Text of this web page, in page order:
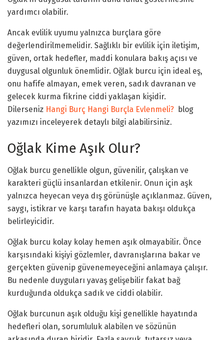
yardımcı olabilir.
Ancak evlilik uyumu yalnızca burçlara göre
değerlendirilmemelidir. Sağlıklı bir evlilik için iletişim,
güven, ortak hedefler, maddi konulara bakış açısı ve
duygusal olgunluk önemlidir. Oğlak burcu için ideal eş,
onu hafife almayan, emek veren, sadık davranan ve
gelecek kurma fikrine ciddi yaklaşan kişidir.
Dilerseniz Hangi Burç Hangi Burçla Evlenmeli? blog
yazımızı inceleyerek detaylı bilgi alabilirsiniz.
Oğlak Kime Aşık Olur?
Oğlak burcu genellikle olgun, güvenilir, çalışkan ve
karakteri güçlü insanlardan etkilenir. Onun için aşk
yalnızca heyecan veya dış görünüşle açıklanmaz. Güven,
saygı, istikrar ve karşı tarafın hayata bakışı oldukça
belirleyicidir.
Oğlak burcu kolay kolay hemen aşık olmayabilir. Önce
karşısındaki kişiyi gözlemler, davranışlarına bakar ve
gerçekten güvenip güvenemeyeceğini anlamaya çalışır.
Bu nedenle duyguları yavaş gelişebilir fakat bağ
kurduğunda oldukça sadık ve ciddi olabilir.
Oğlak burcunun aşık olduğu kişi genellikle hayatında
hedefleri olan, sorumluluk alabilen ve sözünün